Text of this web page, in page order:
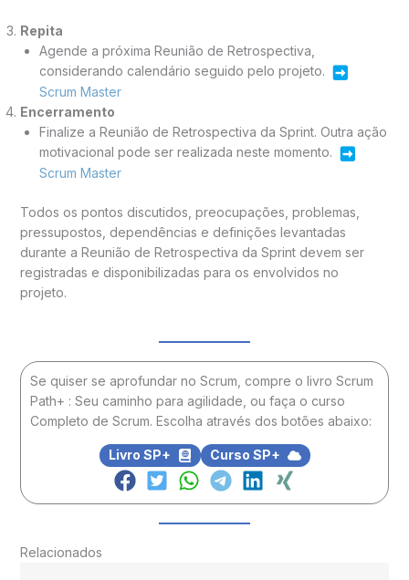
Repita
Agende a próxima Reunião de Retrospectiva,
considerando calendário seguido pelo projeto.
Scrum Master
Encerramento
Finalize a Reunião de Retrospectiva da Sprint. Outra ação
motivacional pode ser realizada neste momento.
Scrum Master
Todos os pontos discutidos, preocupações, problemas,
pressupostos, dependências e definições levantadas
durante a Reunião de Retrospectiva da Sprint devem ser
registradas e disponibilizadas para os envolvidos no
projeto.
Se quiser se aprofundar no Scrum, compre o livro Scrum
Path+ : Seu caminho para agilidade, ou faça o curso
Completo de Scrum. Escolha através dos botões abaixo:
Livro SP+ Curso SP+
Relacionados